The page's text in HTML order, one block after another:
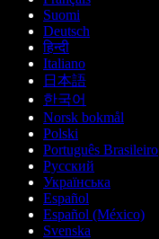
Suomi
Deutsch
हिन्दी
Italiano
日本語
한국어
Norsk bokmål
Polski
Português Brasileiro
Русский
Українська
Español
Español (México)
Svenska